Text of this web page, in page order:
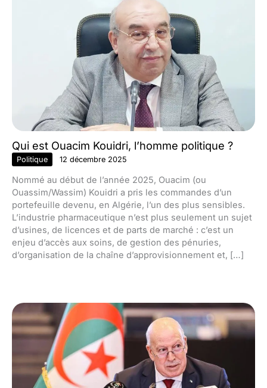
Qui est Ouacim Kouidri, l’homme politique ?
Politique 12 décembre 2025
Nommé au début de l’année 2025, Ouacim (ou
Ouassim/Wassim) Kouidri a pris les commandes d’un
portefeuille devenu, en Algérie, l’un des plus sensibles.
L’industrie pharmaceutique n’est plus seulement un sujet
d’usines, de licences et de parts de marché : c’est un
enjeu d’accès aux soins, de gestion des pénuries,
d’organisation de la chaîne d’approvisionnement et, […]